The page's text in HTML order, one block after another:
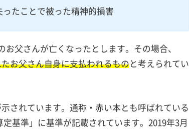
たことで被った精神的損害
お父さんが亡くなったとします。その場合、
お父さん自身に支払われるものと考えられてい
されています。通称・赤い本とも呼ばれている
定基準」に基準が記載されています。2019年3月